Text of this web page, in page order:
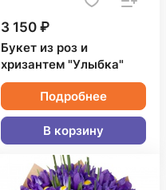
3 150 ₽
Букет из роз и
хризантем "Улыбка"
Подробнее
В корзину